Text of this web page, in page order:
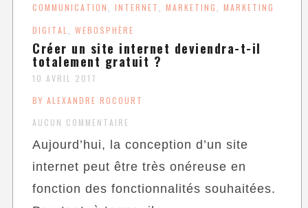
COMMUNICATION ,INTERNET ,MARKETING ,MARKETING
DIGITAL
,WEBOSPHÈRE
Créer un site internet deviendra-t-il
totalement gratuit ?
10 AVRIL 2017
BY ALEXANDRE ROCOURT
AUCUN COMMENTAIRE
Aujourd’hui, la conception d’un site
internet peut être très onéreuse en
fonction des fonctionnalités souhaitées.